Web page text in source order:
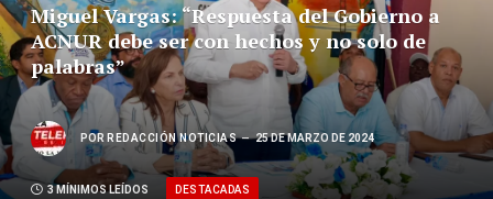
Miguel Vargas: “Respuesta del Gobierno a
ACNUR debe ser con hechos y no solo de
palabras”
POR REDACCIÓN NOTICIAS 25 DE MARZO DE 2024
3 MÍNIMOS LEÍDOS DESTACADAS